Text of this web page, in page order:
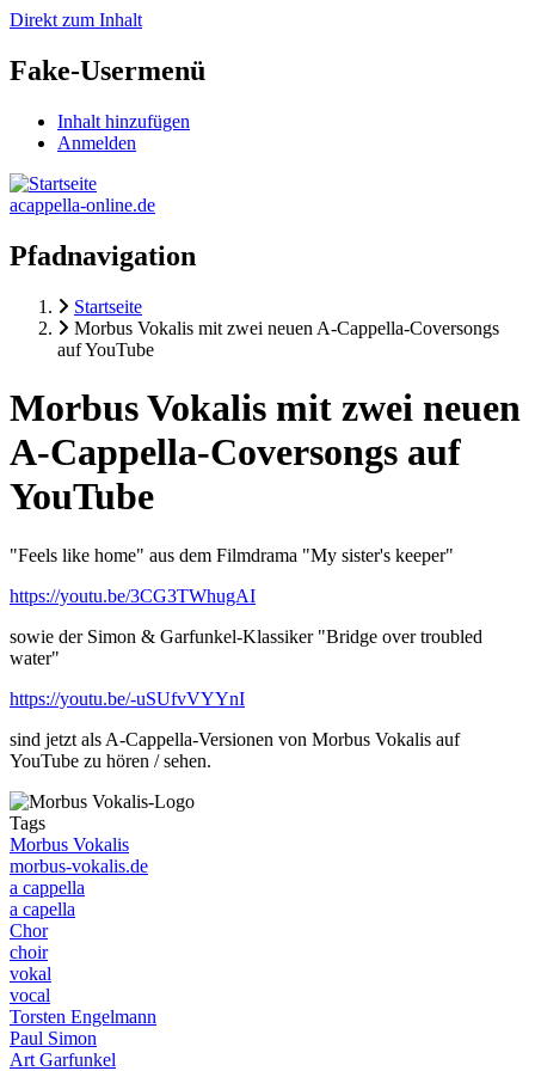
Direkt zum Inhalt
Fake-Usermenü
Inhalt hinzufügen
Anmelden
acappella-online.de
Pfadnavigation
Startseite
Morbus Vokalis mit zwei neuen A-Cappella-Coversongs
auf YouTube
Morbus Vokalis mit zwei neuen
A-Cappella-Coversongs auf
YouTube
"Feels like home" aus dem Filmdrama "My sister's keeper"
https://youtu.be/3CG3TWhugAI
sowie der Simon & Garfunkel-Klassiker "Bridge over troubled
water"
https://youtu.be/-uSUfvVYYnI
sind jetzt als A-Cappella-Versionen von Morbus Vokalis auf
YouTube zu hören / sehen.
Tags
Morbus Vokalis
morbus-vokalis.de
a cappella
a capella
Chor
choir
vokal
vocal
Torsten Engelmann
Paul Simon
Art Garfunkel